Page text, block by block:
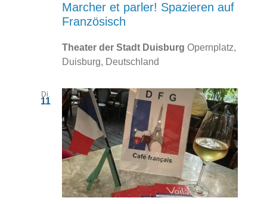
Marcher et parler! Spazieren auf
Französisch
Theater der Stadt Duisburg Opernplatz,
Duisburg, Deutschland
Di.
11